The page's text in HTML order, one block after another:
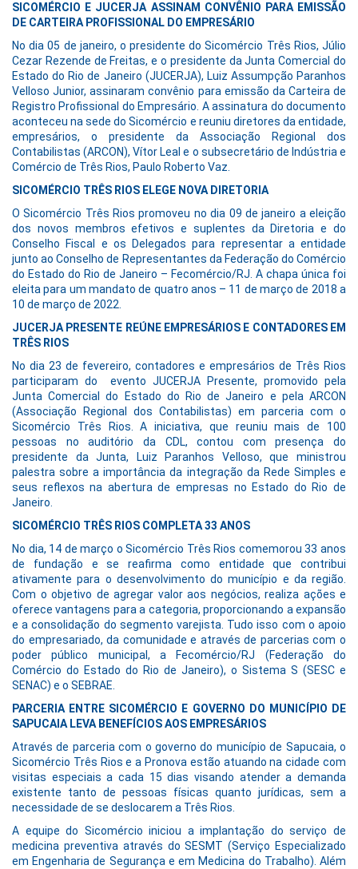
SICOMÉRCIO E JUCERJA ASSINAM CONVÊNIO PARA EMISSÃO
DE CARTEIRA PROFISSIONAL DO EMPRESÁRIO
No dia 05 de janeiro, o presidente do Sicomércio Três Rios, Júlio
Cezar Rezende de Freitas, e o presidente da Junta Comercial do
Estado do Rio de Janeiro (JUCERJA), Luiz Assumpção Paranhos
Velloso Junior, assinaram convênio para emissão da Carteira de
Registro Profissional do Empresário. A assinatura do documento
aconteceu na sede do Sicomércio e reuniu diretores da entidade,
empresários, o presidente da Associação Regional dos
Contabilistas (ARCON), Vítor Leal e o subsecretário de Indústria e
Comércio de Três Rios, Paulo Roberto Vaz.
SICOMÉRCIO TRÊS RIOS ELEGE NOVA DIRETORIA
O Sicomércio Três Rios promoveu no dia 09 de janeiro a eleição
dos novos membros efetivos e suplentes da Diretoria e do
Conselho Fiscal e os Delegados para representar a entidade
junto ao Conselho de Representantes da Federação do Comércio
do Estado do Rio de Janeiro – Fecomércio/RJ. A chapa única foi
eleita para um mandato de quatro anos – 11 de março de 2018 a
10 de março de 2022.
JUCERJA PRESENTE REÚNE EMPRESÁRIOS E CONTADORES EM
TRÊS RIOS
No dia 23 de fevereiro, contadores e empresários de Três Rios
participaram do evento JUCERJA Presente, promovido pela
Junta Comercial do Estado do Rio de Janeiro e pela ARCON
(Associação Regional dos Contabilistas) em parceria com o
Sicomércio Três Rios. A iniciativa, que reuniu mais de 100
pessoas no auditório da CDL, contou com presença do
presidente da Junta, Luiz Paranhos Velloso, que ministrou
palestra sobre a importância da integração da Rede Simples e
seus reflexos na abertura de empresas no Estado do Rio de
Janeiro.
SICOMÉRCIO TRÊS RIOS COMPLETA 33 ANOS
No dia, 14 de março o Sicomércio Três Rios comemorou 33 anos
de fundação e se reafirma como entidade que contribui
ativamente para o desenvolvimento do município e da região.
Com o objetivo de agregar valor aos negócios, realiza ações e
oferece vantagens para a categoria, proporcionando a expansão
e a consolidação do segmento varejista. Tudo isso com o apoio
do empresariado, da comunidade e através de parcerias com o
poder público municipal, a Fecomércio/RJ (Federação do
Comércio do Estado do Rio de Janeiro), o Sistema S (SESC e
SENAC) e o SEBRAE.
PARCERIA ENTRE SICOMÉRCIO E GOVERNO DO MUNICÍPIO DE
SAPUCAIA LEVA BENEFÍCIOS AOS EMPRESÁRIOS
Através de parceria com o governo do município de Sapucaia, o
Sicomércio Três Rios e a Pronova estão atuando na cidade com
visitas especiais a cada 15 dias visando atender a demanda
existente tanto de pessoas físicas quanto jurídicas, sem a
necessidade de se deslocarem a Três Rios.
A equipe do Sicomércio iniciou a implantação do serviço de
medicina preventiva através do SESMT (Serviço Especializado
em Engenharia de Segurança e em Medicina do Trabalho). Além